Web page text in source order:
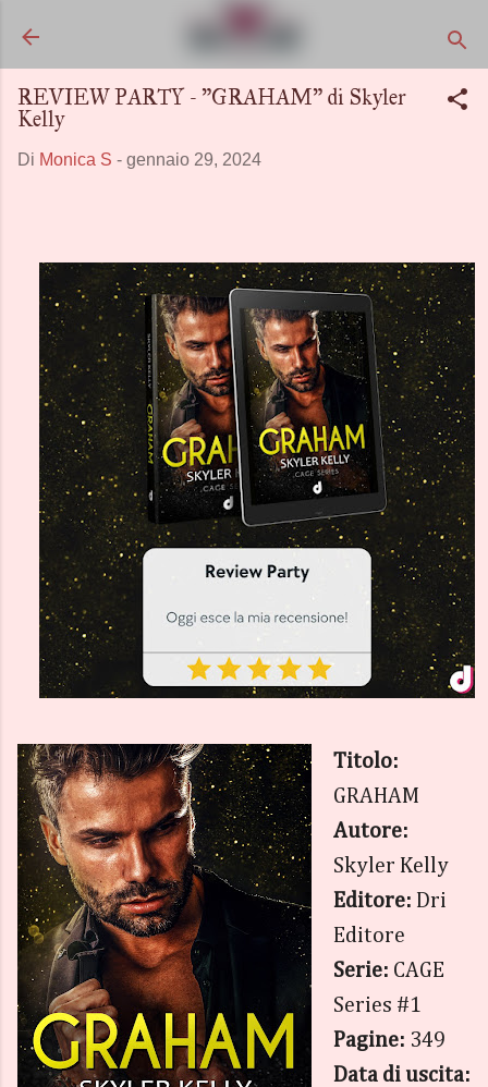
REVIEW PARTY - "GRAHAM" di Skyler
Kelly
Di Monica S - gennaio 29, 2024
Titolo:
GRAHAM
Autore:
Skyler Kelly
Editore: Dri
Editore
Serie: CAGE
Series #1
Pagine: 349
Data di uscita: